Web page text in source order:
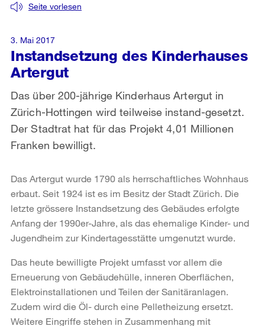
Instandsetzung des Kinderhauses
Artergut
Seite vorlesen
Das über 200-jährige Kinderhaus Artergut in
Zürich-Hottingen wird teilweise instand-gesetzt.
Der Stadtrat hat für das Projekt 4,01 Millionen
Franken bewilligt.
3. Mai 2017
Das Artergut wurde 1790 als herrschaftliches Wohnhaus
erbaut. Seit 1924 ist es im Besitz der Stadt Zürich. Die
letzte grössere Instandsetzung des Gebäudes erfolgte
Anfang der 1990er-Jahre, als das ehemalige Kinder- und
Jugendheim zur Kindertagesstätte umgenutzt wurde.
Das heute bewilligte Projekt umfasst vor allem die
Erneuerung von Gebäudehülle, inneren Oberflächen,
Elektroinstallationen und Teilen der Sanitäranlagen.
Zudem wird die Öl- durch eine Pelletheizung ersetzt.
Weitere Eingriffe stehen in Zusammenhang mit